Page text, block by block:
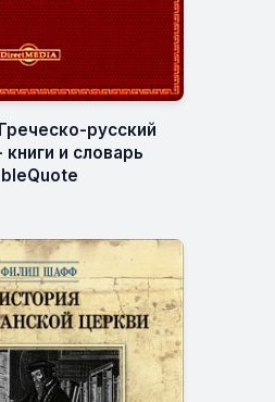
русский
книги и словарь